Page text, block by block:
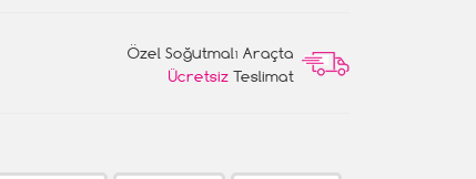
Özel Soğutmalı Araçta
Ücretsiz Teslimat